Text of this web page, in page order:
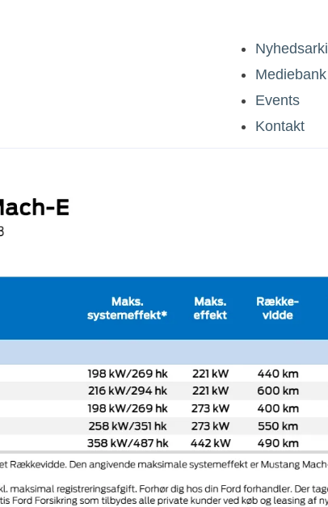
Mediebank
Events
Kontakt